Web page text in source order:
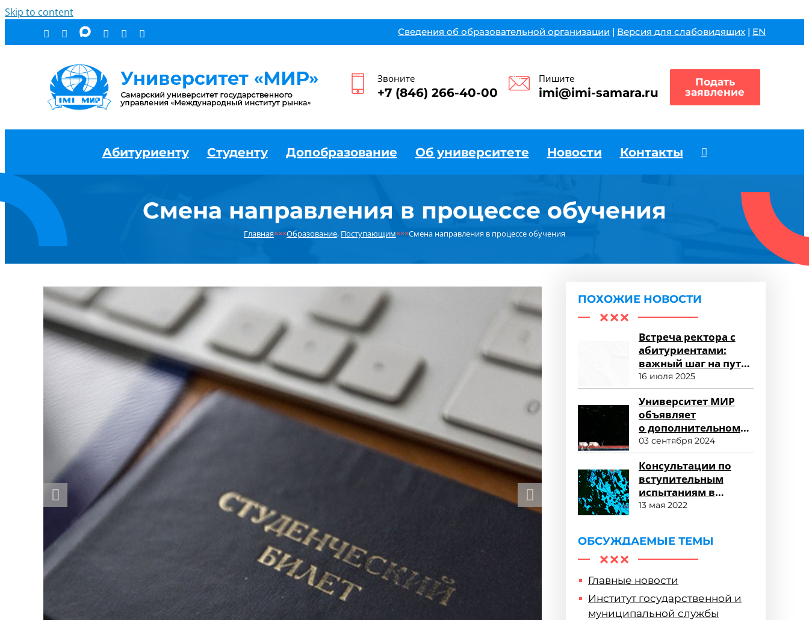
Skip to content
Сведения об образовательной организации | Версия для слабовидящих | EN
Звоните
+7 (846) 266-40-00
Пишите
imi@imi-samara.ru
Подать
заявление
Абитуриенту Студенту Допобразование Об университете Новости Контакты
Смена направления в процессе обучения
Главная×××Образование, Поступающим×××Смена направления в процессе обучения
ПОХОЖИЕ НОВОСТИ
Встреча ректора с
абитуриентами:
важный шаг на пути
к успешному
зачислению
16 июля 2025
Университет МИР
объявляет
о дополнительном
наборе
и продолжении
приема заявлений
03 сентября 2024
Консультации по
вступительным
испытаниям в
магистратуру
13 мая 2022
ОБСУЖДАЕМЫЕ ТЕМЫ
Главные новости
Институт государственной и
муниципальной службы